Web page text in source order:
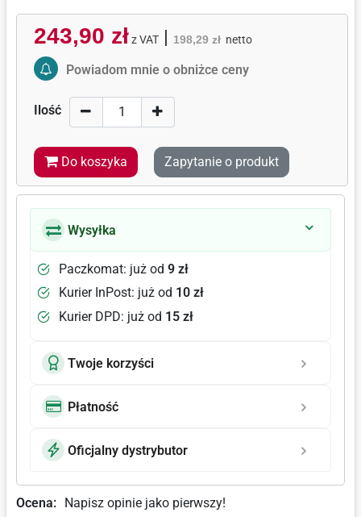
243,90 zł z VAT| 198,29 zł netto
Activate Price Alert
Powiadom mnie o obniżce ceny
Ilość
Do koszyka Zapytanie o produkt
Wysyłka
Paczkomat: już od 9 zł
Kurier InPost: już od 10 zł
Kurier DPD: już od 15 zł
Twoje korzyści
Płatność
Oficjalny dystrybutor
Ocena: Napisz opinie jako pierwszy!